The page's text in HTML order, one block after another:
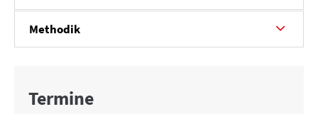
Methodik
Termine